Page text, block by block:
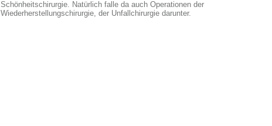
Schönheitschirurgie. Natürlich falle da auch Operationen der
Wiederherstellungschirurgie, der Unfallchirurgie darunter.